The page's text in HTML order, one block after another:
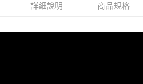
每筆NT$100，滿NT$599(含以上)免運費
詳細說明 商品規格